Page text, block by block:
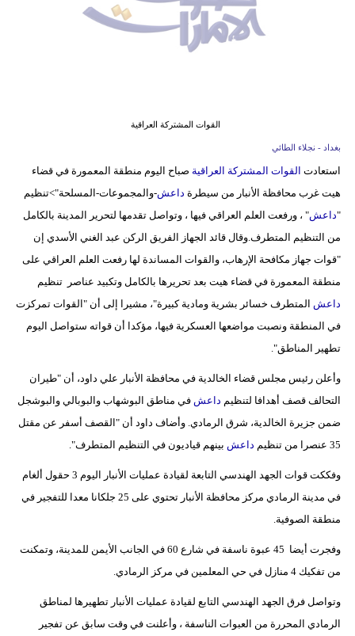
علوم
وتكنولوجيا
أبراج
سيارات
القوات المشتركة العراقية
بغداد - نجلاء الطائي
استعادت القوات المشتركة العراقية صباح اليوم منطقة المعمورة في قضاء
هيت غرب محافظة الأنبار من سيطرة داعش-والمجموعات-المسلحة">تنظيم
"داعش" ، ورفعت العلم العراقي فيها ، وتواصل تقدمها لتحرير المدينة بالكامل
من التنظيم المتطرف.وقال قائد الجهاز الفريق الركن عبد الغني الأسدي إن
"قوات جهاز مكافحة الإرهاب، والقوات المساندة لها رفعت العلم العراقي على
منطقة المعمورة في قضاء هيت بعد تحريرها بالكامل وتكبيد عناصر تنظيم
داعش المتطرف خسائر بشرية ومادية كبيرة"، مشيرا إلى أن "القوات تمركزت
في المنطقة ونصبت مواضعها العسكرية فيها، مؤكدا أن قواته ستواصل اليوم
تطهير المناطق".
وأعلن رئيس مجلس قضاء الخالدية في محافظة الأنبار علي داود، أن "طيران
التحالف قصف أهدافا لتنظيم داعش في مناطق البوشهاب والبوبالي والبوشجل
ضمن جزيرة الخالدية، شرق الرمادي. وأضاف داود أن "القصف أسفر عن مقتل
35 عنصرا من تنظيم
داعش بينهم قياديون في التنظيم المتطرف".
وفككت قوات الجهد الهندسي التابعة لقيادة عمليات الأنبار اليوم 3 حقول ألغام
في مدينة الرمادي مركز محافظة الأنبار تحتوي على 25 جلكانا معدا للتفجير في
منطقة الصوفية.
وفجرت أيضا 45 عبوة ناسفة في شارع 60 في الجانب الأيمن للمدينة، وتمكنت
من تفكيك 4 منازل في حي المعلمين في مركز الرمادي.
وتواصل فرق الجهد الهندسي التابع لقيادة عمليات الأنبار تطهيرها لمناطق
الرمادي المحررة من العبوات الناسفة ، وأعلنت في وقت سابق عن تفجير